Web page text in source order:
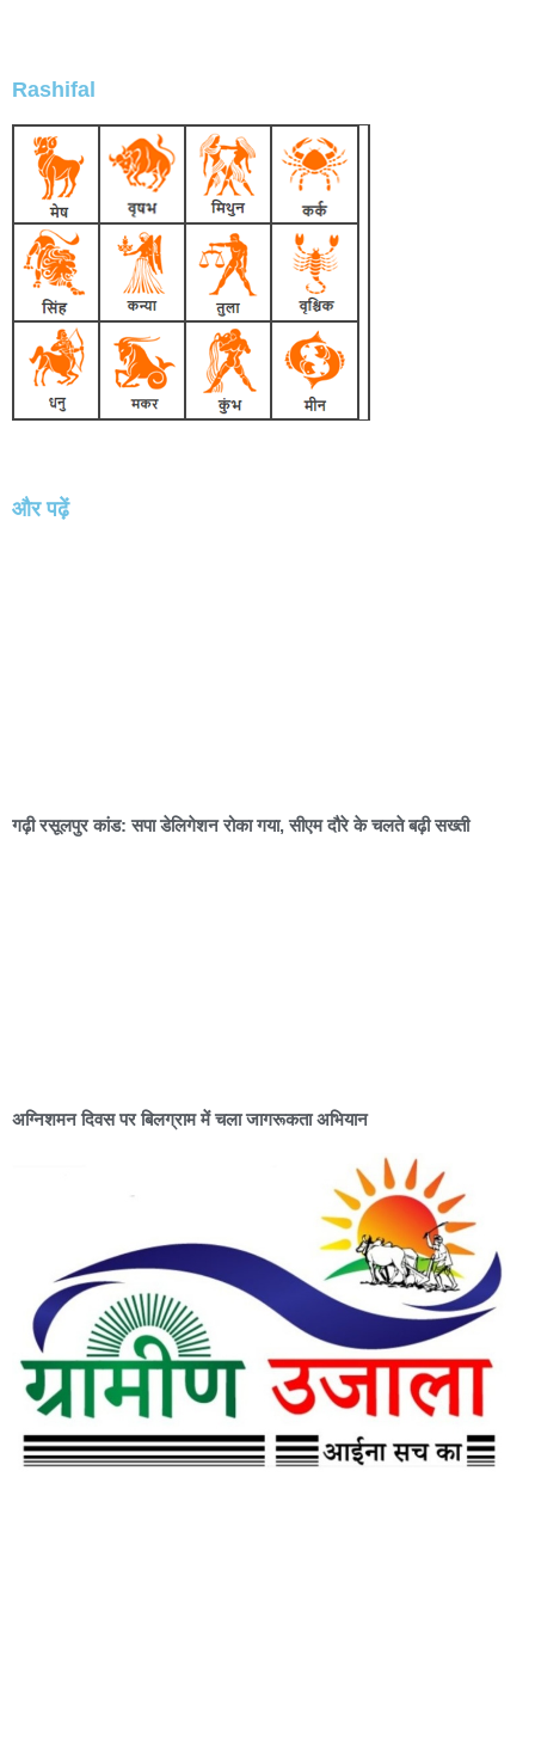
Rashifal
और पढ़ें
गढ़ी रसूलपुर कांड: सपा डेलिगेशन रोका गया, सीएम दौरे के चलते बढ़ी सख्ती
अग्निशमन दिवस पर बिलग्राम में चला जागरूकता अभियान